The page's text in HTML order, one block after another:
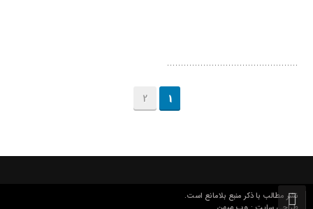
1
2
نشر مطالب با ذکر منبع بلامانع است.